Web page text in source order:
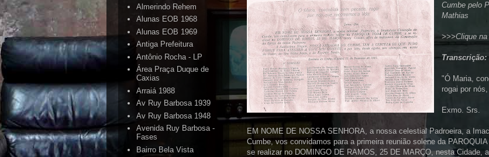
Cumbe pelo
Mathias
>>>Clique
Transcrição:
"Ó Maria,
rogai por
Exmo. Srs.
EM NOME DE NOSSA SENHORA, a nossa celestial Padroeira, a
Cumbe, vos convidamos para a primeira reunião solene da
se realizar no DOMINGO DE RAMOS, 25 DE MARÇO, nesta Cidade,
Almerindo Rehem
Alunas EOB 1968
Alunas EOB 1969
Antiga Prefeitura
Antônio Rocha - LP
Área Praça Duque de
Caxias
Arraiá 1988
Av Ruy Barbosa 1939
Av Ruy Barbosa 1948
Avenida Ruy Barbosa -
Fases
Bairro Bela Vista